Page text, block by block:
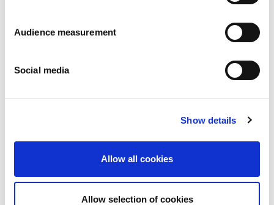
Audience measurement
Social media
Show details
Allow all cookies
Allow selection of cookies
Folding box: 100g - 125g - 130g